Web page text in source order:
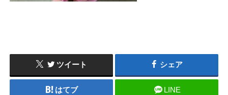
ツイート シェア
はてブ LINE